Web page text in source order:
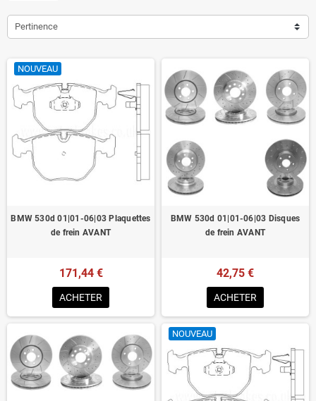
Valeur de friction maximale
Dimensions d'origine respectées
Installation en lieu et place.
Poids réduit de 20% en moyenne
Homologué pour le contrôle technique
Pertinence
NOUVEAU
BMW 530d 01|01-06|03 Plaquettes
de frein AVANT
171,44 €
ACHETER
BMW 530d 01|01-06|03 Disques
de frein AVANT
42,75 €
ACHETER
NOUVEAU